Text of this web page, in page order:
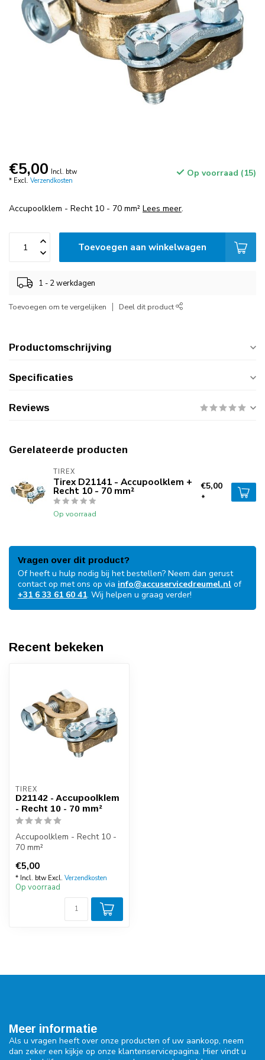
€5,00 Incl. btw
* Excl. Verzendkosten
Op voorraad (15)
Accupoolklem - Recht 10 - 70 mm² Lees meer.
Toevoegen aan winkelwagen
1 - 2 werkdagen
Toevoegen om te vergelijken Deel dit product
Productomschrijving
Specificaties
Reviews
Gerelateerde producten
TIREX
Tirex D21141 - Accupoolklem +
Recht 10 - 70 mm²
Op voorraad
€5,00
*
Vragen over dit product?
Of heeft u hulp nodig bij het bestellen? Neem dan gerust
contact op met ons op via info@accuservicedreumel.nl of
+31 6 33 61 60 41. Wij helpen u graag verder!
Recent bekeken
TIREX
D21142 - Accupoolklem
- Recht 10 - 70 mm²
Accupoolklem - Recht 10 -
70 mm²
€5,00
* Incl. btw Excl. Verzendkosten
Op voorraad
Meer informatie
Als u vragen heeft over onze producten of uw aankoop, neem
dan zeker een kijkje op onze klantenservicepagina. Hier vindt u